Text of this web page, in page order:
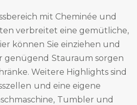
mit Cheminée und
verbreitet eine gemütliche,
können Sie einziehen und
genügend Stauraum sorgen
Weitere Highlights sind
und eine eigene
Tumbler und